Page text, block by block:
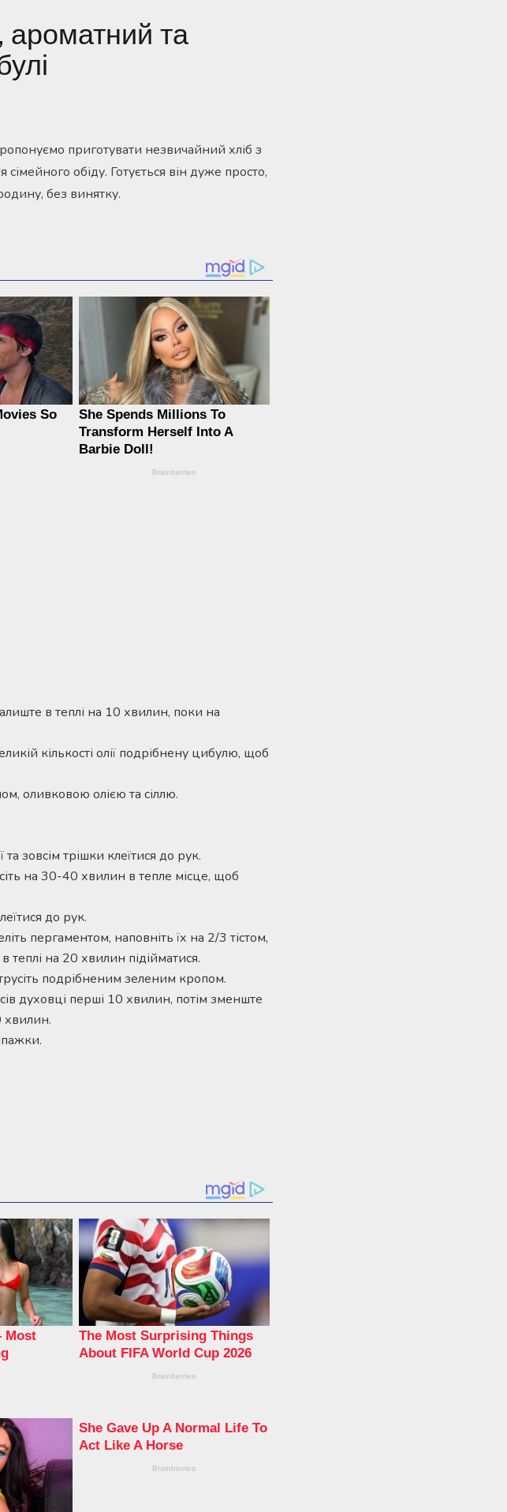
ароматний та
приготувати незвичайний хліб з
обіду. Готується він дуже просто,
без винятку.
в теплі на 10 хвилин, поки на
кількості олії подрібнену цибулю, щоб
оливковою олією та сіллю.
зовсім трішки клеїтися до рук.
на 30-40 хвилин в тепле місце, щоб
до рук.
пергаментом, наповніть їх на 2/3 тістом,
на 20 хвилин підійматися.
подрібненим зеленим кропом.
духовці перші 10 хвилин, потім зменште
хвилин.